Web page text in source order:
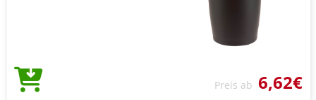
Preis ab 6,62€